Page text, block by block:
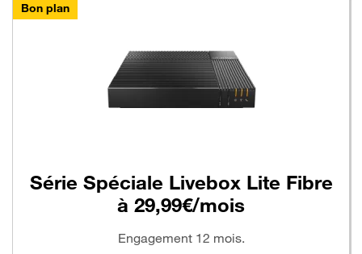
Bon plan
Série Spéciale Livebox Lite Fibre
à 29,99€/mois
Engagement 12 mois.